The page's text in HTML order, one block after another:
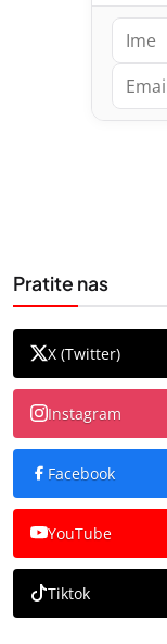
Pratite nas
X (Twitter)
Instagram
Facebook
YouTube
Tiktok